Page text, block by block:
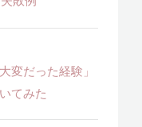
変だった経験」
てみた